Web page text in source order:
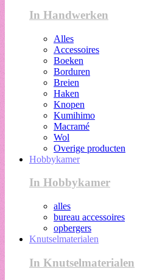
In Handwerken
Alles
Accessoires
Boeken
Borduren
Breien
Haken
Knopen
Kumihimo
Macramé
Wol
Overige producten
Hobbykamer
In Hobbykamer
alles
bureau accessoires
opbergers
Knutselmaterialen
In Knutselmaterialen